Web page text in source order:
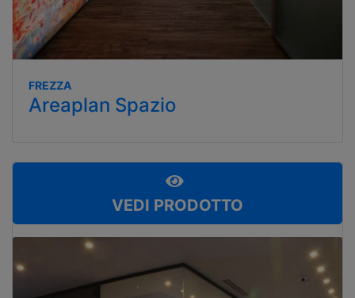
FREZZA
Areaplan Spazio
VEDI PRODOTTO